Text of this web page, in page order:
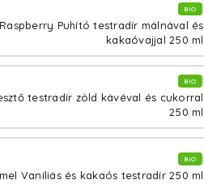
BIO
Puhító testradír málnával és
kakaóvajjal 250 ml
BIO
testradír zöld kávéval és cukorral
250 ml
BIO
Vaníliás és kakaós testradír 250 ml